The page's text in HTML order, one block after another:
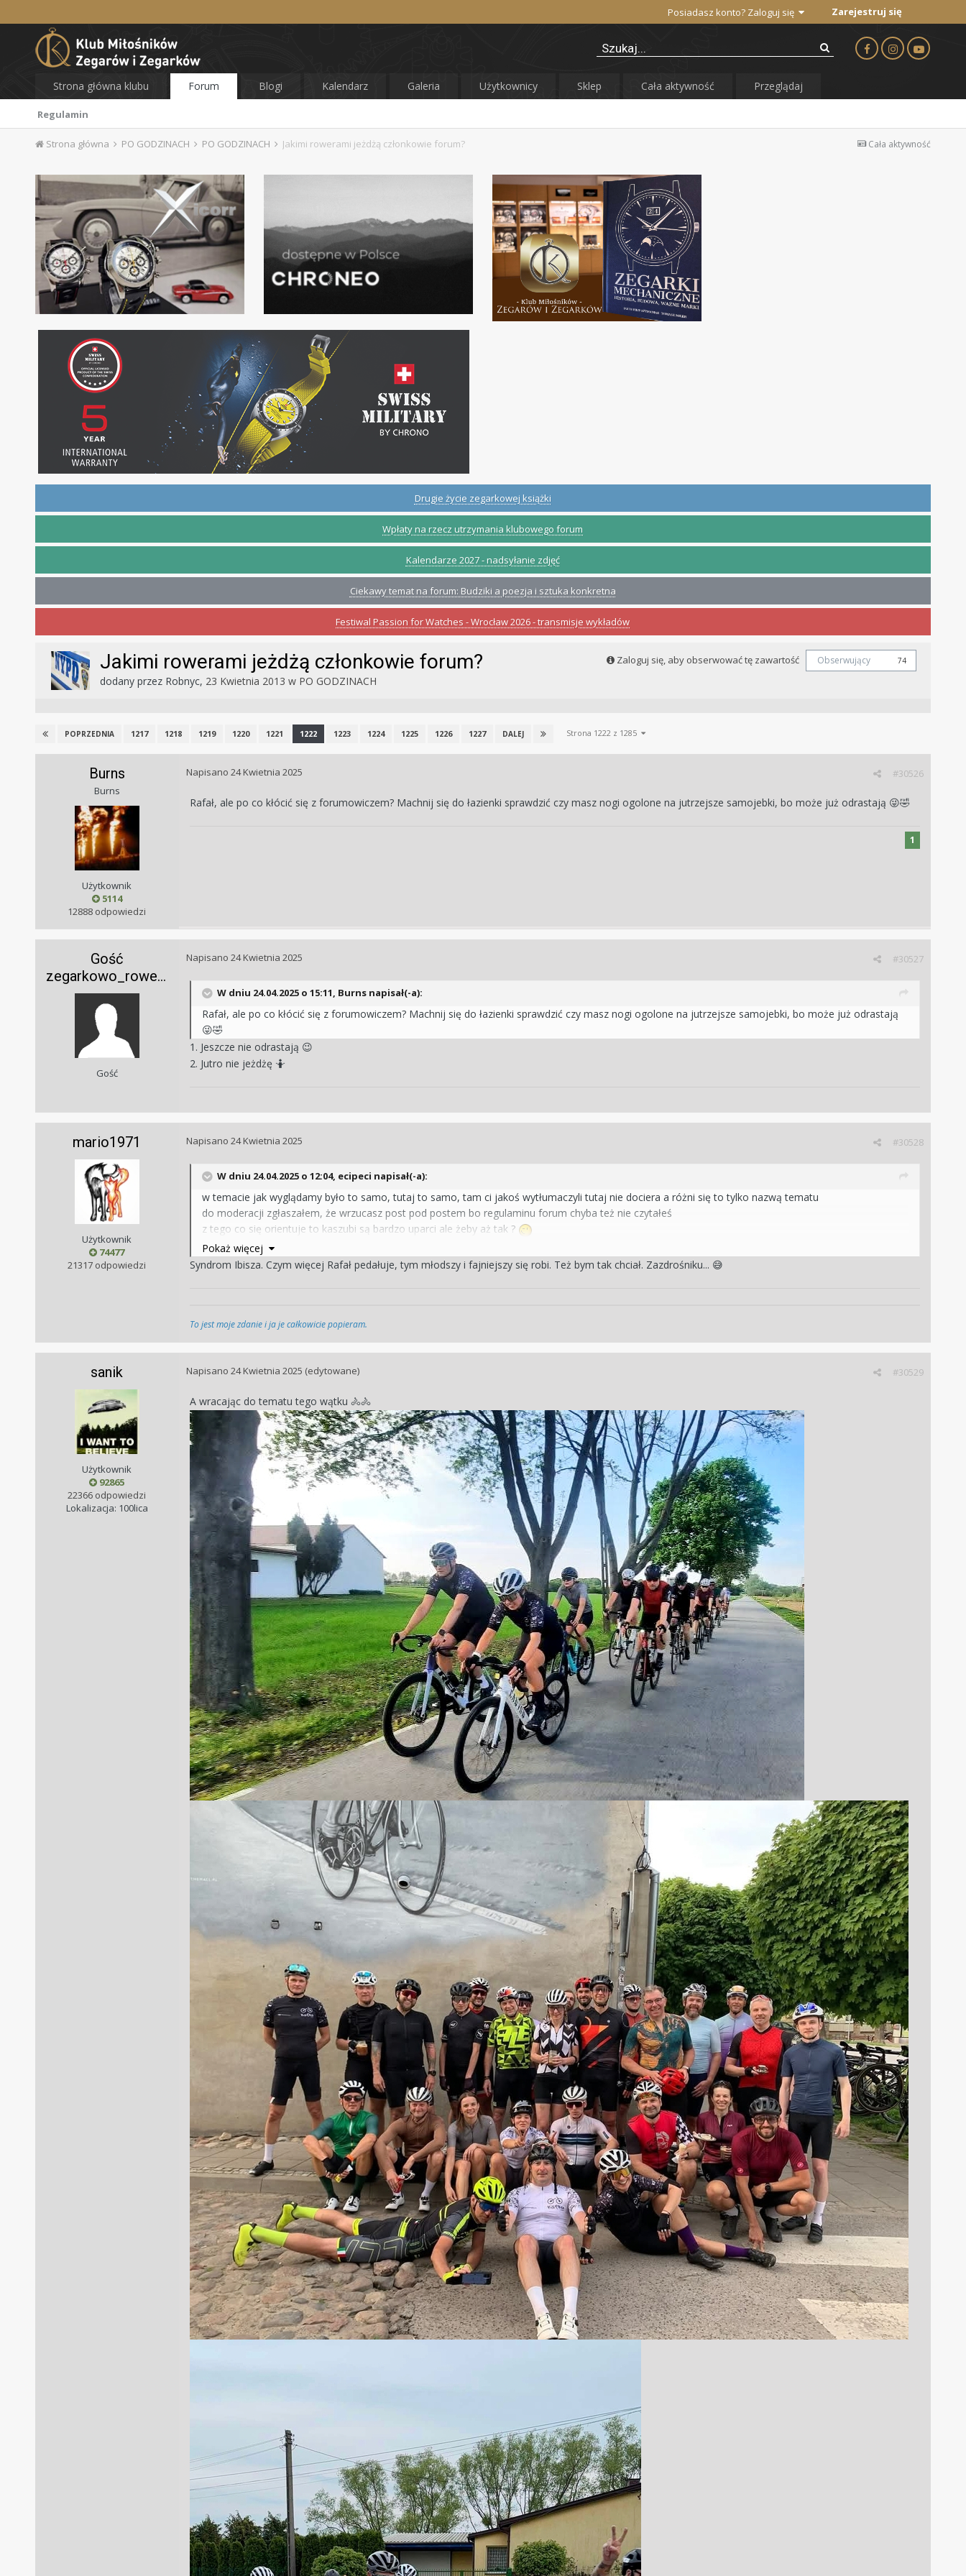
Posiadasz konto? Zaloguj się Zarejestruj się
Strona główna klubu Forum
Regulamin
Blogi Kalendarz Galeria Użytkownicy Sklep Cała aktywność Przeglądaj
Cała aktywność
Strona główna PO GODZINACH PO GODZINACH Jakimi rowerami jeżdżą członkowie forum?
Drugie życie zegarkowej książki
Wpłaty na rzecz utrzymania klubowego forum
Kalendarze 2027 - nadsyłanie zdjęć
Ciekawy temat na forum: Budziki a poezja i sztuka konkretna
Festiwal Passion for Watches - Wrocław 2026 - transmisje wykładów
Zaloguj się, aby obserwować tę zawartość Obserwujący 74
Jakimi rowerami jeżdżą członkowie forum?
dodany przez Robnyc, 23 Kwietnia 2013 w PO GODZINACH
POPRZEDNIA 1217 1218 1219 1220 1221 1222 1223 1224 1225 1226 1227 DALEJ Strona 1222 z 1285
Burns
Burns
Użytkownik
5114
12888 odpowiedzi
#30526
Napisano 24 Kwietnia 2025
Rafał, ale po co kłócić się z forumowiczem? Machnij się do łazienki sprawdzić czy masz nogi ogolone na jutrzejsze samojebki, bo może już odrastają 😜🤣
1
Gość
zegarkowo_rowerowo
Gość
#30527
Napisano 24 Kwietnia 2025
W dniu 24.04.2025 o 15:11, Burnsnapisał(-a):
Rafał, ale po co kłócić się z forumowiczem? Machnij się do łazienki sprawdzić czy masz nogi ogolone na jutrzejsze samojebki, bo może już odrastają
😜🤣
1. Jeszcze nie odrastają 😉
2. Jutro nie jeżdżę 🤷
mario1971
Użytkownik
74477
21317 odpowiedzi
#30528
Napisano 24 Kwietnia 2025
W dniu 24.04.2025 o 12:04, ecipeci napisał(-a):
w temacie jak wyglądamy było to samo, tutaj to samo, tam ci jakoś wytłumaczyli tutaj nie dociera a różni się to tylko nazwą tematu
do moderacji zgłaszałem, że wrzucasz post pod postem bo regulaminu forum chyba też nie czytałeś
z tego co się orientuje to kaszubi są bardzo uparci ale żeby aż tak ?
Pokaż więcej
Syndrom Ibisza. Czym więcej Rafał pedałuje, tym młodszy i fajniejszy się robi. Też bym tak chciał. Zazdrośniku... 😅
To jest moje zdanie i ja je całkowicie popieram.
sanik
Użytkownik
92865
22366 odpowiedzi
Lokalizacja: 100lica
#30529
Napisano 24 Kwietnia 2025 (edytowane)
A wracając do tematu tego wątku 🚴🚴